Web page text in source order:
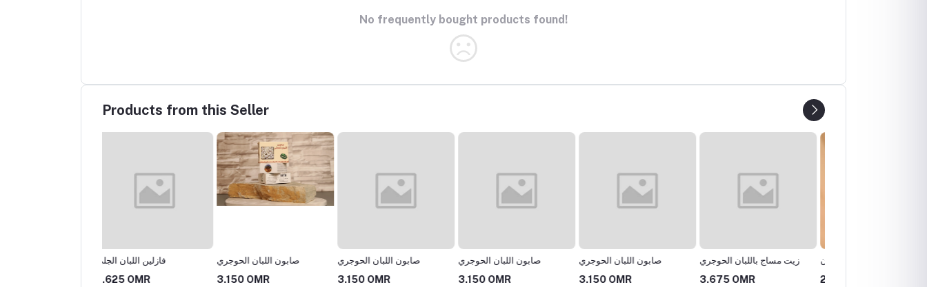
No frequently bought products found!
Products from this Seller
صابون اللبان الحوجري
3.150 OMR
صابون اللبان الحوجري
3.150 OMR
صابون اللبان الحوجري
3.150 OMR
صابون اللبان الحوجري
3.150 OMR
زيت مساج باللبان الحوجري
3.675 OMR
تونر الورد واللبان
2.940 OMR